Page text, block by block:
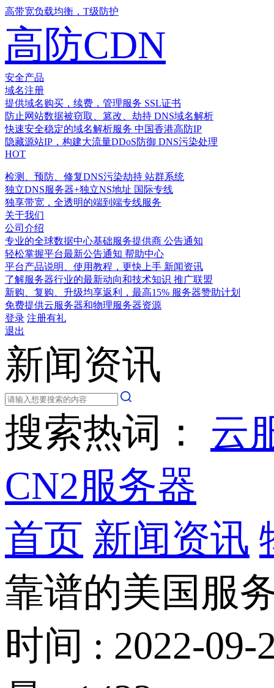
高带宽负载均衡，T级防护
高防CDN
安全产品
域名注册
提供域名购买，续费，管理服务 SSL证书
防止网站数据被窃取、篡改、劫持 DNS域名解析
快速安全稳定的域名解析服务 中国香港高防IP
隐藏源站IP，构建大流量DDoS防御 DNS污染处理
HOT
检测、预防、修复DNS污染劫持 站群系统
独立DNS服务器+独立NS地址 国际专线
独享带宽，全透明的端到端专线服务
关于我们
公司介绍
专业的全球数据中心基础服务提供商 公告通知
轻松掌握平台最新公告通知 帮助中心
平台产品说明、使用教程，更快上手 新闻资讯
了解服务器行业的最新动向和技术知识 推广联盟
新购、复购、升级均享返利，最高15% 服务器赞助计划
免费提供云服务器和物理服务器资源
登录 注册有礼
退出
新闻资讯
搜索热词： 云
CN2服务器
首页 新闻资讯
靠谱的美国服
时间 : 2022-09-